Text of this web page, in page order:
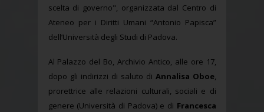
scelta di governo", organizzata dal Centro di
Ateneo per i Diritti Umani “Antonio Papisca”
dell’Università degli Studi di Padova.
Al Palazzo del Bo, Archivio Antico, alle ore 17,
dopo gli indirizzi di saluto di Annalisa Oboe,
prorettrice alle relazioni culturali, sociali e di
genere (Università di Padova) e di Francesca